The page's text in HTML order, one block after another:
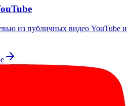
из публичных видео YouTube и